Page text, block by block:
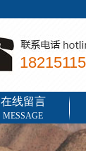
在线留言
MESSAGE